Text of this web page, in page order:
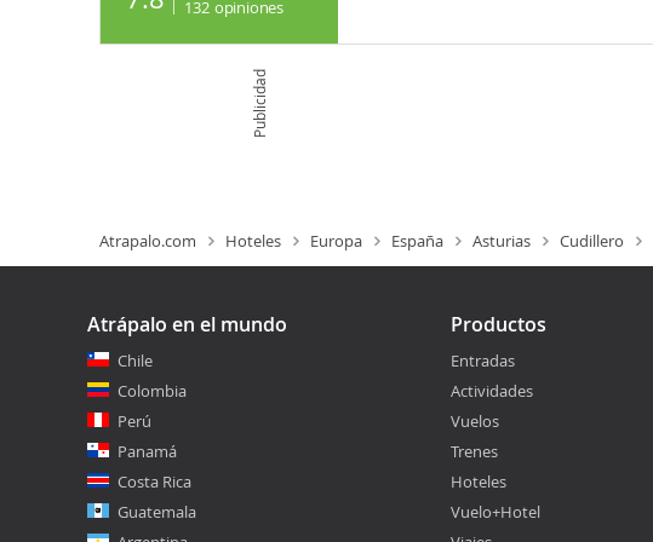
132 opiniones
Publicidad
Atrapalo.com Hoteles Europa España Asturias Cudillero
Atrápalo en el mundo
Chile
Colombia
Perú
Panamá
Costa Rica
Guatemala
Productos
Entradas
Actividades
Vuelos
Trenes
Hoteles
Vuelo+Hotel